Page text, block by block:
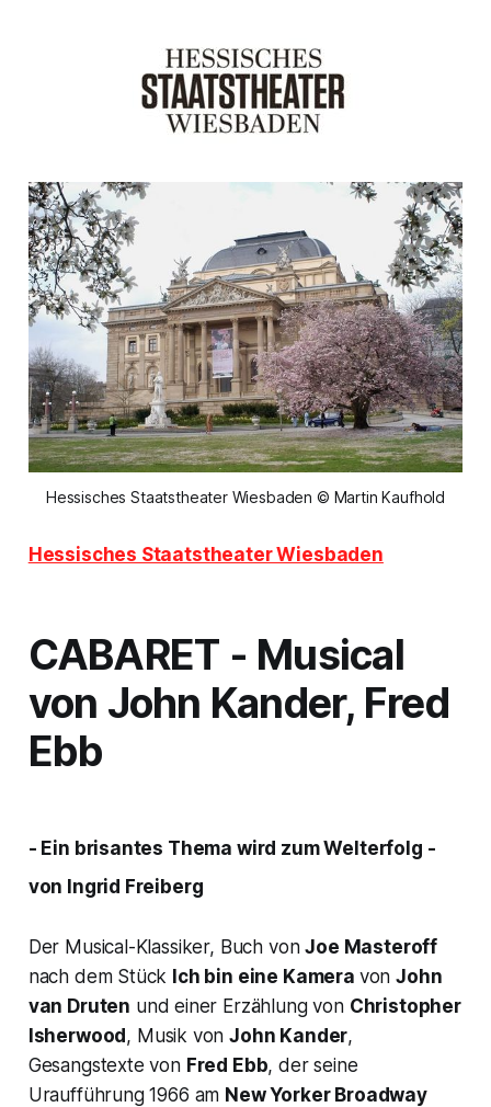
Hessisches Staatstheater Wiesbaden © Martin Kaufhold
Hessisches Staatstheater Wiesbaden
CABARET - Musical
von John Kander, Fred
Ebb
- Ein brisantes Thema wird zum Welterfolg -
von Ingrid Freiberg
Der Musical-Klassiker, Buch vonJoe Masteroff
nach dem Stück Ich bin eine Kamera vonJohn
van Druten und einer Erzählung von Christopher
Isherwood, Musik vonJohn Kander,
Gesangstexte von Fred Ebb, der seine
Uraufführung 1966 am New Yorker Broadway